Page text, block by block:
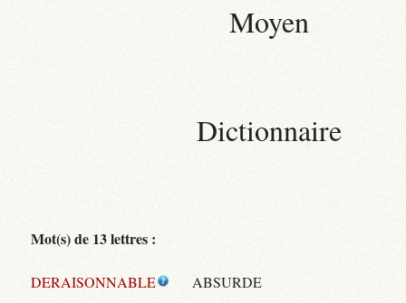
Moyen
Dictionnaire
Mot(s) de 13 lettres :
DERAISONNABLE ABSURDE